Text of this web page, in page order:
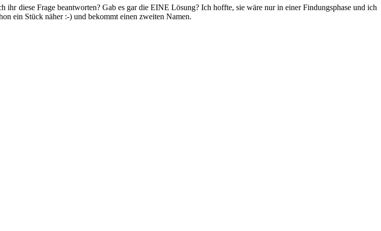
diese Frage beantworten? Gab es gar die EINE Lösung? Ich hoffte, sie wäre nur in einer Findungsphase und ich
ein Stück näher :-) und bekommt einen zweiten Namen.